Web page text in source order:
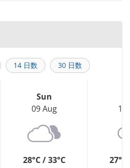
14 日数 30 日数
Sun
09 Aug
28°C / 33°C
10
27°C